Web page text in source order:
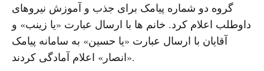
گروه دو شماره پیامک برای جذب و آموزش نیروهای
داوطلب اعلام کرد. خانم ها با ارسال عبارت «یا زینب» و
آقایان با ارسال عبارت «یا حسین» به سامانه پیامک
«انصار» اعلام آمادگی کردند.